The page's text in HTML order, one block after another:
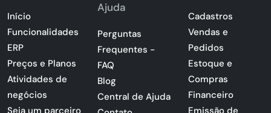
Início
Funcionalidades
ERP
Preços e Planos
Atividades de
negócios
Ajuda
Perguntas
Frequentes -
FAQ
Blog
Central de Ajuda
Cadastros
Vendas e
Pedidos
Estoque e
Compras
Financeiro